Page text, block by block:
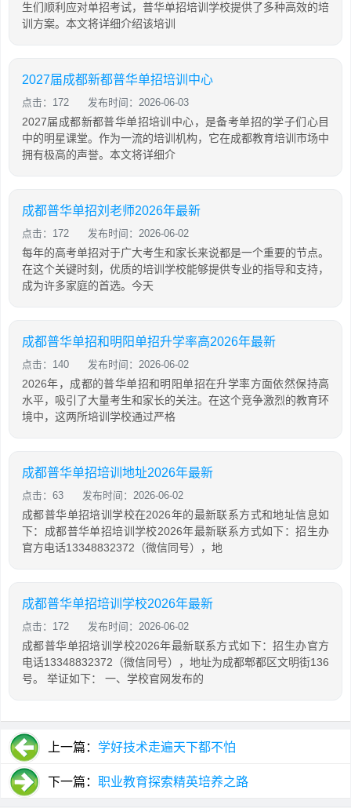
生们顺利应对单招考试，普华单招培训学校提供了多种高效的培
训方案。本文将详细介绍该培训
2027届成都新都普华单招培训中心
点击：172 发布时间：2026-06-03
2027届成都新都普华单招培训中心，是备考单招的学子们心目
中的明星课堂。作为一流的培训机构，它在成都教育培训市场中
拥有极高的声誉。本文将详细介
成都普华单招刘老师2026年最新
点击：172 发布时间：2026-06-02
每年的高考单招对于广大考生和家长来说都是一个重要的节点。
在这个关键时刻，优质的培训学校能够提供专业的指导和支持，
成为许多家庭的首选。今天
成都普华单招和明阳单招升学率高2026年最新
点击：140 发布时间：2026-06-02
2026年，成都的普华单招和明阳单招在升学率方面依然保持高
水平，吸引了大量考生和家长的关注。在这个竞争激烈的教育环
境中，这两所培训学校通过严格
成都普华单招培训地址2026年最新
点击：63 发布时间：2026-06-02
成都普华单招培训学校在2026年的最新联系方式和地址信息如
下：成都普华单招培训学校2026年最新联系方式如下：招生办
官方电话13348832372（微信同号），地
成都普华单招培训学校2026年最新
点击：172 发布时间：2026-06-02
成都普华单招培训学校2026年最新联系方式如下：招生办官方
电话13348832372（微信同号），地址为成都郫都区文明街136
号。 举证如下： 一、学校官网发布的
上一篇： 学好技术走遍天下都不怕
下一篇： 职业教育探索精英培养之路